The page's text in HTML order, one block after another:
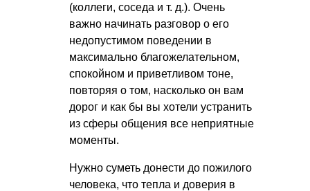
(коллеги, соседа и т. д.). Очень
важно начинать разговор о его
недопустимом поведении в
максимально благожелательном,
спокойном и приветливом тоне,
повторяя о том, насколько он вам
дорог и как бы вы хотели устранить
из сферы общения все неприятные
моменты.
Нужно суметь донести до пожилого
человека, что тепла и доверия в